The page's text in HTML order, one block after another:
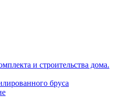
и строительства дома.
бруса